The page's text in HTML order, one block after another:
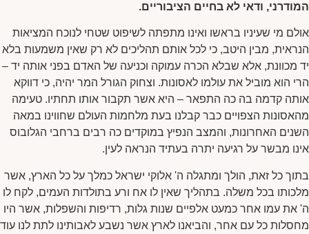
המודרני, ודאי לא בחיים הציבוריים.
אולם מי שעיניו בראשו ואינו מתפתה לשיפוט שטחי לנוכח המציאות
הנראית, מבין היטב, כי לכל אותם תהליכים לא רק שאין משמעות בלא
יד מכוונת, אלא שבלא הכרה עמוקה וכניעה של האדם בפני אותה יד –
הרי הוא מוביל את עולמו לאסונות. וצחוק הגורל המר יהיה, כי דווקא
אותה קדמה בה כה התפאר – היא אשר תקבור אותו תחתיו. טעימה
מהאסונות הצפויים כבר קבלנו בעת מלחמות העולם שחווינו במאה
השנים האחרונות, והמצב הנפיץ במוקדים כה רבים ברחבי הגלובוס
אינו מבשר על רגיעה יתרה בעתיד הנראה לעין.
בתוך כל זאת, הולך ומתגלה ה' אלוקי ישראל כמלך על כל הארץ, אשר
מלכותו בכל משלה. בתהליך שאין לו אח ורע בתולדות העמים, לקח לו
ה' את עמו אחר כמעט אלפיים שנות גלות, רדיפות והשפלות, אשר היו
מחסלות כל עם אחר, והביאנו לארץ אשר נשבע לאבותינו לתת לנו עוד